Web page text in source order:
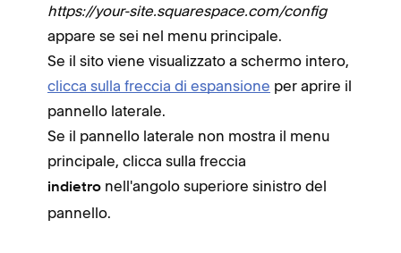
https://your-site.squarespace.com/config
appare se sei nel menu principale.
Se il sito viene visualizzato a schermo intero,
clicca sulla freccia di espansione per aprire il
pannello laterale.
Se il pannello laterale non mostra il menu
principale, clicca sulla freccia
indietro nell'angolo superiore sinistro del
pannello.